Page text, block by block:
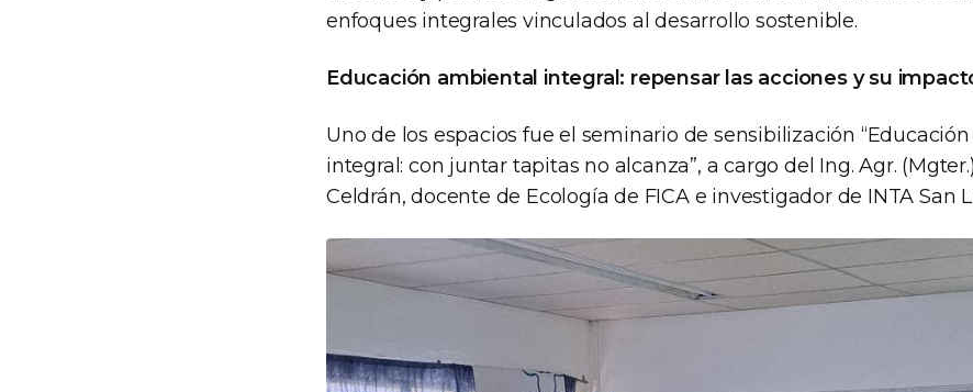
enfoques integrales vinculados al desarrollo sostenible.
Educación ambiental integral: repensar las acciones y su
Uno de los espacios fue el seminario de sensibilización
integral: con juntar tapitas no alcanza”, a cargo del Ing. Agr.
Celdrán, docente de Ecología de FICA e investigador de INTA San